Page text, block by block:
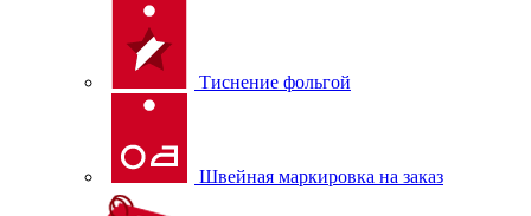
Тиснение фольгой
Швейная маркировка на заказ